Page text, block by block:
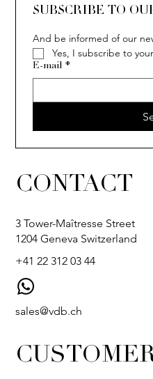
SUBSCRIBE TO
And be informed of our
Yes, I subscribe to
E-mail *
CONTACT
3 Tower-Maîtresse Street
1204 Geneva Switzerland
+41 22 312 03 44
sales@vdb.ch